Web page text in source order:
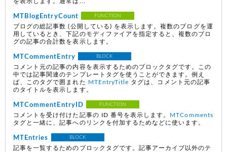
を表示します。通常は...
MTBlogEntryCount FUNCTION
ブログの総記事数(公開している) を表示します。複数のブログを運
用しているとき、下記のモディファイアを指定すると、複数のブロ
グの記事の合計数を表示します。
MTCommentEntry BLOCK
コメント元の記事の内容を表示するためのブロックタグです。この
中では記事関連のテンプレートタグを使うことができます。例え
ば、このタグで囲まれた
MTEntryTitle タグは、コメント元の記事
のタイトルを表示します。
MTCommentEntryID FUNCTION
コメントを受け付けた記事の ID 番号を表示します。
MTComments
タグと一緒に、記事へのリンクを付加するためなどに使います。
MTEntries BLOCK
記事を一覧するためのブロックタグです。記事アーカイブ以外のテ